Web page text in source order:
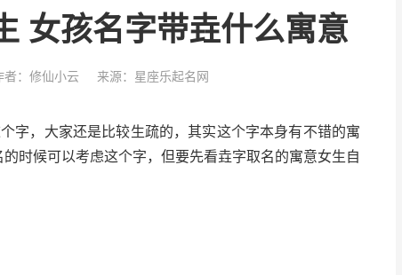
女孩名字带垚什么寓意
者：修仙小云 来源：星座乐起名网
字，大家还是比较生疏的，其实这个字本身有不错的寓
时候可以考虑这个字，但要先看垚字取名的寓意女生自